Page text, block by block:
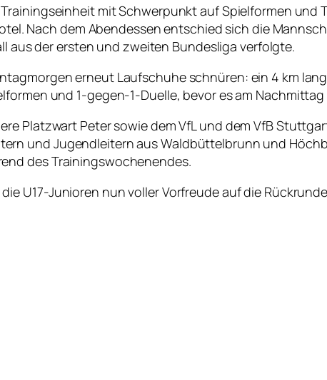
mit Schwerpunkt auf Spielformen und
Nach dem Abendessen entschied sich die
aus der ersten und zweiten Bundesliga verfolgte.
erneut Laufschuhe schnüren: ein 4 km
und 1-gegen-1-Duelle, bevor es am
Platzwart Peter sowie dem VfL und dem VfB
und Jugendleitern aus Waldbüttelbrunn und
des Trainingswochenendes.
U17-Junioren nun voller Vorfreude auf die